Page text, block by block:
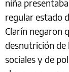
niña
regular estado
Clarín negaron
desnutrición de
sociales y de